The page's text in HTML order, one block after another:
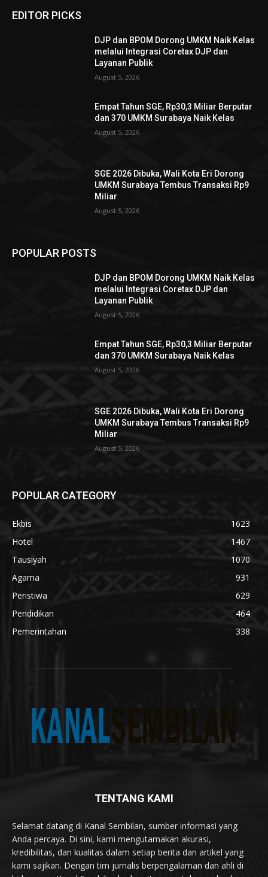
EDITOR PICKS
DJP dan BPOM Dorong UMKM Naik Kelas
melalui Integrasi Coretax DJP dan
Layanan Publik
August 5, 2026
Empat Tahun SGE, Rp30,3 Miliar Berputar
dan 370 UMKM Surabaya Naik Kelas
August 5, 2026
SGE 2026 Dibuka, Wali Kota Eri Dorong
UMKM Surabaya Tembus Transaksi Rp9
Miliar
August 5, 2026
POPULAR POSTS
DJP dan BPOM Dorong UMKM Naik Kelas
melalui Integrasi Coretax DJP dan
Layanan Publik
August 5, 2026
Empat Tahun SGE, Rp30,3 Miliar Berputar
dan 370 UMKM Surabaya Naik Kelas
August 5, 2026
SGE 2026 Dibuka, Wali Kota Eri Dorong
UMKM Surabaya Tembus Transaksi Rp9
Miliar
August 5, 2026
POPULAR CATEGORY
Ekbis
1623
Hotel
1467
Tausiyah
1070
Agama
931
Peristiwa
629
Pendidikan
464
Pemerintahan
338
TENTANG KAMI
Selamat datang di Kanal Sembilan, sumber informasi yang
Anda percaya. Di sini, kami mengutamakan akurasi,
kredibilitas, dan kualitas dalam setiap berita dan artikel yang
kami sajikan. Dengan tim jurnalis berpengalaman dan ahli di